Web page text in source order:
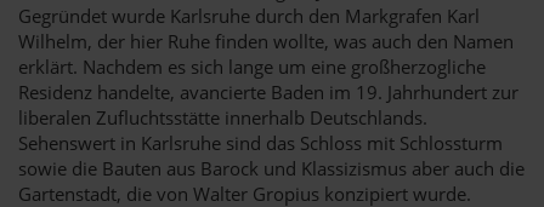
Gegründet wurde Karlsruhe durch den Markgrafen Karl
Wilhelm, der hier Ruhe finden wollte, was auch den Namen
erklärt. Nachdem es sich lange um eine großherzogliche
Residenz handelte, avancierte Baden im 19. Jahrhundert zur
liberalen Zufluchtsstätte innerhalb Deutschlands.
Sehenswert in Karlsruhe sind das Schloss mit Schlossturm
sowie die Bauten aus Barock und Klassizismus aber auch die
Gartenstadt, die von Walter Gropius konzipiert wurde.